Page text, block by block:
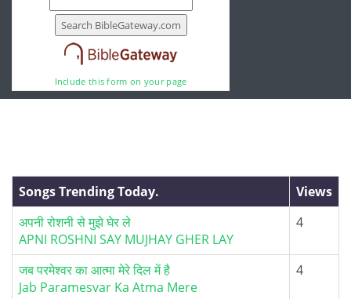
Include this form on your page
Songs Trending Today.
Views
अपनी रोशनी से मुझे घेर ले
APNI ROSHNI SAY MUJHAY GHER LAY
4
जब परमेश्वर का आत्मा मेरे दिल में है
Jab Paramesvar Ka Atma Mere
4